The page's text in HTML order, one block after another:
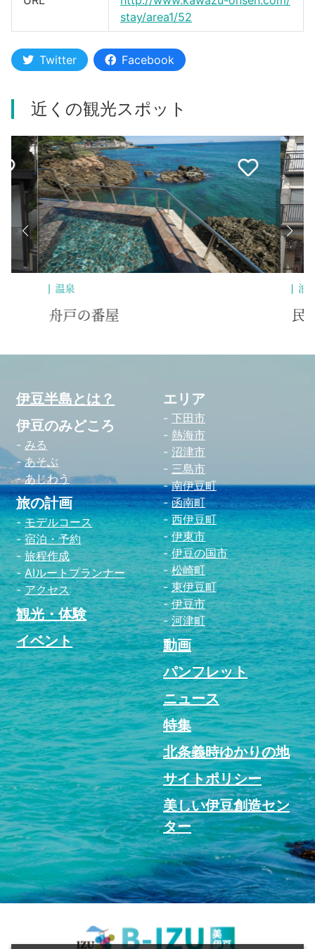
stay/area1/52
Twitter Facebook
近くの観光スポット
温泉
舟戸の番屋
泊
民
伊豆半島とは？
伊豆のみどころ
みる
あそぶ
あじわう
旅の計画
モデルコース
宿泊・予約
旅程作成
AIルートプランナー
アクセス
観光・体験
イベント
エリア
下田市
熱海市
沼津市
三島市
南伊豆町
函南町
西伊豆町
伊東市
伊豆の国市
松崎町
東伊豆町
伊豆市
河津町
動画
パンフレット
ニュース
特集
北条義時ゆかりの地
サイトポリシー
美しい伊豆創造セン
ター